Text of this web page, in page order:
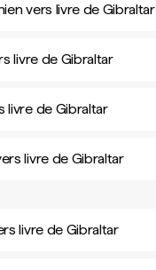
vers livre de Gibraltar
livre de Gibraltar
livre de Gibraltar
livre de Gibraltar
livre de Gibraltar